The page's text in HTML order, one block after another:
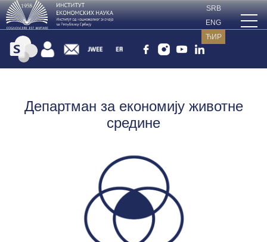
SRB
ENG
ЋИР
Департман за економију животне
средине